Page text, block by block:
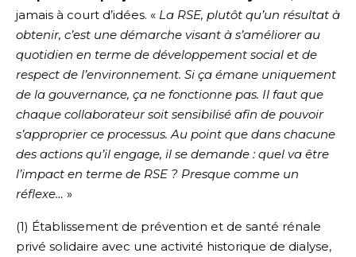
jamais à court d’idées. « La RSE, plutôt qu’un résultat à
obtenir, c’est une démarche visant à s’améliorer au
quotidien en terme de développement social et de
respect de l’environnement. Si ça émane uniquement
de la gouvernance, ça ne fonctionne pas. Il faut que
chaque collaborateur soit sensibilisé afin de pouvoir
s’approprier ce processus. Au point que dans chacune
des actions qu’il engage, il se demande : quel va être
l’impact en terme de RSE ? Presque comme un
réflexe… »
(1) Établissement de prévention et de santé rénale
privé solidaire avec une activité historique de dialyse,